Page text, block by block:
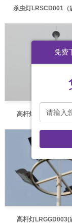
杀虫灯LRSCD001（
高杆灯LRGGD004(
高杆灯LRGGD003(
免费